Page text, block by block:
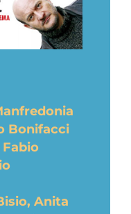
Bonifacci
Fabio
Anita